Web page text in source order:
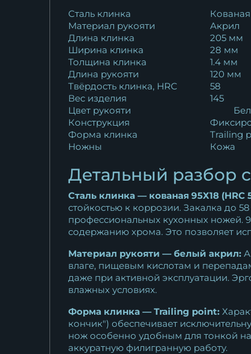
Кухонный нож Шеф № 7
сталь Х12МФ...
12 881
Сталь клинка
Кованая
Материал рукояти
Акрил
Длина клинка
205 мм
Ширина клинка
28 мм
Толщина клинка
1.4 мм
Длина рукояти
120 мм
Твёрдость клинка, HRC
58
Вес изделия
145
Цвет рукояти
Конструкция
Форма клинка
Trailing
Ножны
Кожа
Детальный разбор
Сталь клинка — кованая 95Х18 (HRC
стойкостью к коррозии. Закалка до
профессиональных кухонных ножей.
содержанию хрома. Это позволяет
Материал рукояти — белый акрил:
влаге, пищевым кислотам и
даже при активной эксплуатации.
влажных условиях.
Форма клинка — Trailing point:
кончик") обеспечивает
нож особенно удобным для тонкой
аккуратную филигранную работу.